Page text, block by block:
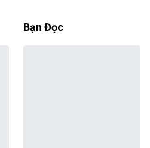
Bạn Đọc